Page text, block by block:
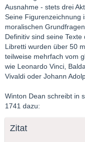
Ausnahme - stets drei
Seine Figurenzeichnung
moralischen
Definitiv sind seine
Libretti wurden über 50
teilweise mehrfach vom
wie Leonardo Vinci,
Vivaldi oder Johann
Winton Dean schreibt in
1741 dazu:
Zitat